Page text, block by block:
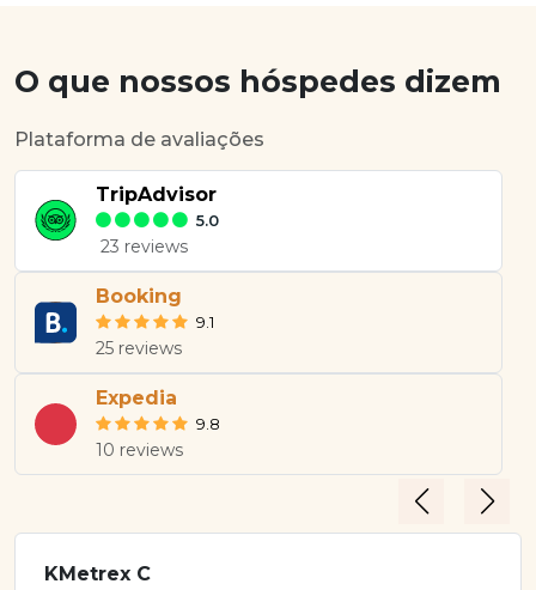
O que nossos hóspedes dizem
Plataforma de avaliações
TripAdvisor
5.0
23 reviews
Booking
9.1
25 reviews
Expedia
9.8
10 reviews
KMetrex C